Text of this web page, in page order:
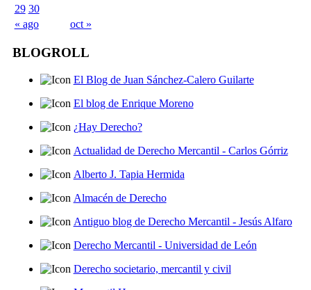
« ago oct »
29 30
BLOGROLL
El Blog de Juan Sánchez-Calero Guilarte
El blog de Enrique Moreno
¿Hay Derecho?
Actualidad de Derecho Mercantil - Carlos Górriz
Alberto J. Tapia Hermida
Almacén de Derecho
Antiguo blog de Derecho Mercantil - Jesús Alfaro
Derecho Mercantil - Universidad de León
Derecho societario, mercantil y civil